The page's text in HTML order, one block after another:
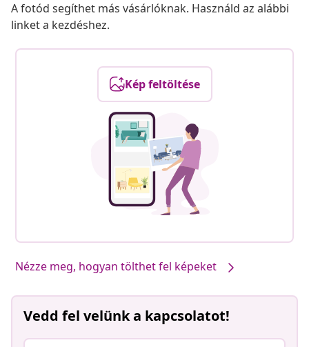
A fotód segíthet más vásárlóknak. Használd az alábbi
linket a kezdéshez.
Kép feltöltése
Nézze meg, hogyan tölthet fel képeket
Vedd fel velünk a kapcsolatot!